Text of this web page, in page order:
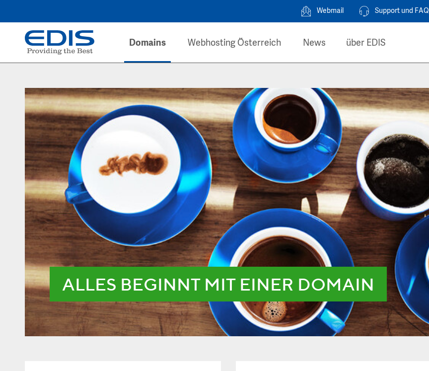
Webmail Support und FAQ
Domains Webhosting Österreich News über EDIS
ALLES BEGINNT MIT EINER DOMAIN